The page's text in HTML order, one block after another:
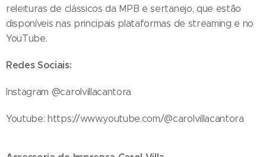
releituras de clássicos da MPB e sertanejo, que estão
disponíveis nas principais plataformas de streaming e no
YouTube.
Redes Sociais:
Instagram @carolvillacantora
Youtube: https://www.youtube.com/@carolvillacantora